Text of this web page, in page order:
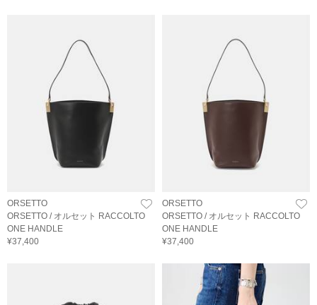
ORSETTO
ORSETTO / オルセット RACCOLTO
ONE HANDLE
¥37,400
ORSETTO
ORSETTO / オルセット RACCOLTO
ONE HANDLE
¥37,400